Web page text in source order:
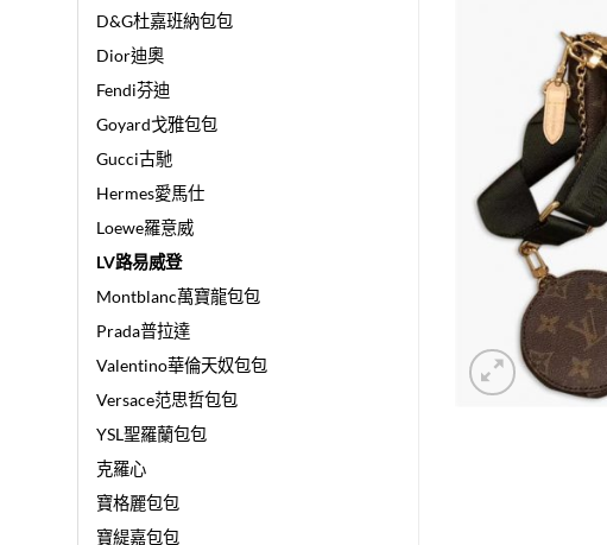
D&G杜嘉班納包包
Dior迪奧
Fendi芬迪
Goyard戈雅包包
Gucci古馳
Hermes愛馬仕
Loewe羅意威
LV路易威登
Montblanc萬寶龍包包
Prada普拉達
Valentino華倫天奴包包
Versace范思哲包包
YSL聖羅蘭包包
克羅心
寶格麗包包
寶緹嘉包包